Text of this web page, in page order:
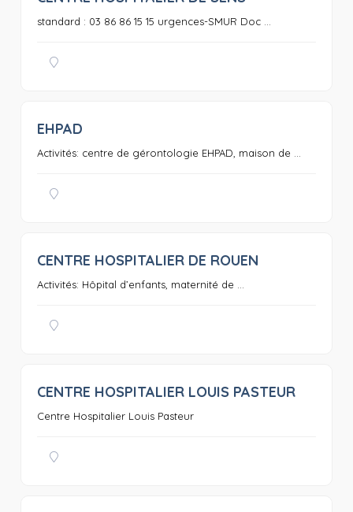
standard : 03 86 86 15 15 urgences-SMUR Doc ...
EHPAD
Activités: centre de gérontologie EHPAD, maison de ...
CENTRE HOSPITALIER DE ROUEN
Activités: Hôpital d’enfants, maternité de ...
0
CENTRE HOSPITALIER LOUIS PASTEUR
Centre Hospitalier Louis Pasteur